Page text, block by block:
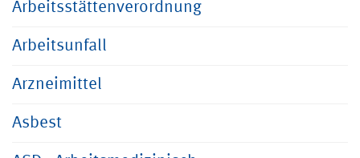
Arbeitsstättenverordnung
Arbeitsunfall
Arzneimittel
Asbest